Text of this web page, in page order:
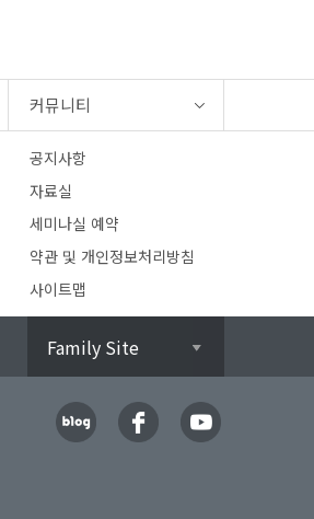
커뮤니티
공지사항
자료실
세미나실 예약
약관 및 개인정보처리방침
사이트맵
Family Site